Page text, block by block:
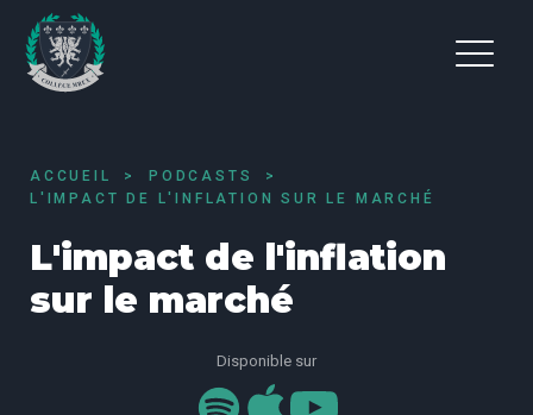
ACCUEIL
PODCASTS
L'IMPACT DE L'INFLATION SUR LE MARCHÉ
L'impact de l'inflation
sur le marché
Disponible sur